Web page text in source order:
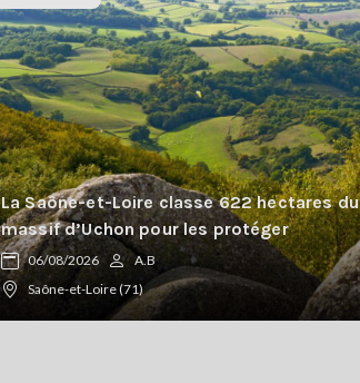
La Saône-et-Loire classe 622 hectares du
massif d’Uchon pour les protéger
06/08/2026
A.B
Saône-et-Loire (71)